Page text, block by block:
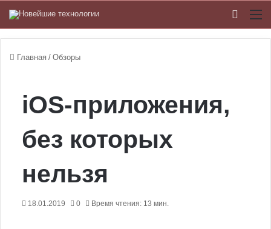
Главная / Обзоры
iOS-приложения,
без которых
нельзя
18.01.2019 0 Время чтения: 13 мин.